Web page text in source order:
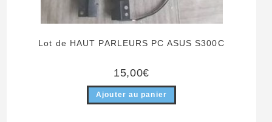
Lot de HAUT PARLEURS PC ASUS S300C
15,00€
Ajouter au panier